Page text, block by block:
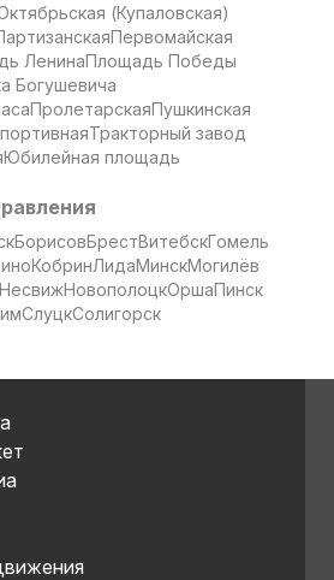
(Купаловская)
Первомайская
ЛенинаПлощадь Победы
Богушевича
ПролетарскаяПушкинская
Тракторный завод
Юбилейная площадь
БорисовБрестВитебскГомель
КобринЛидаМинскМогилёв
НесвижНовополоцкОршаПинск
СлуцкСолигорск